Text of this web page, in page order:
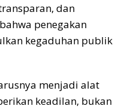
dan
penegakan
kegaduhan publik
menjadi alat
keadilan, bukan